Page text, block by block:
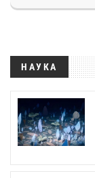
НАУКА